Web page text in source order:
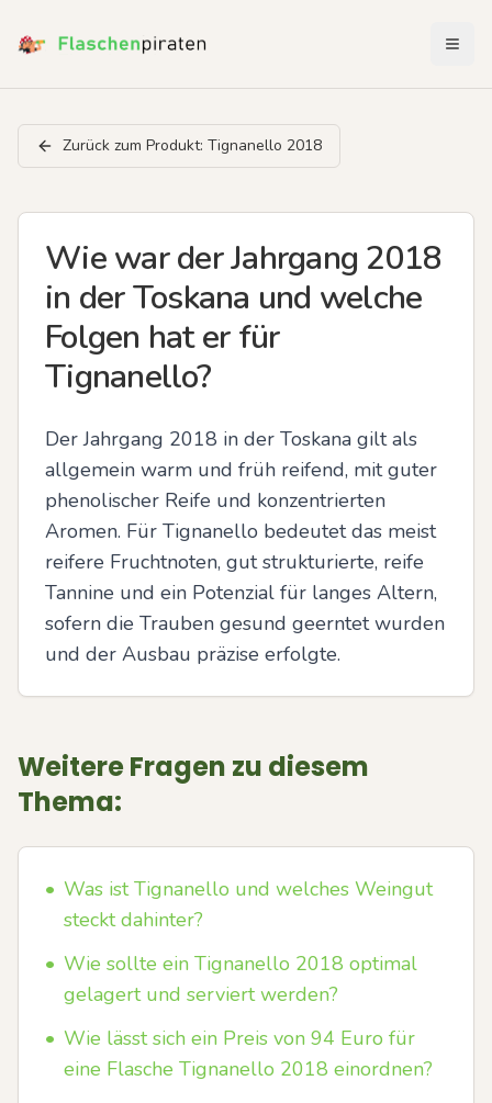
Zurück zum Produkt: Tignanello 2018
Wie war der Jahrgang 2018
in der Toskana und welche
Folgen hat er für
Tignanello?
Der Jahrgang 2018 in der Toskana gilt als
allgemein warm und früh reifend, mit guter
phenolischer Reife und konzentrierten
Aromen. Für Tignanello bedeutet das meist
reifere Fruchtnoten, gut strukturierte, reife
Tannine und ein Potenzial für langes Altern,
sofern die Trauben gesund geerntet wurden
und der Ausbau präzise erfolgte.
Weitere Fragen zu diesem
Thema:
• Was ist Tignanello und welches Weingut
steckt dahinter?
• Wie sollte ein Tignanello 2018 optimal
gelagert und serviert werden?
• Wie lässt sich ein Preis von 94 Euro für
eine Flasche Tignanello 2018 einordnen?